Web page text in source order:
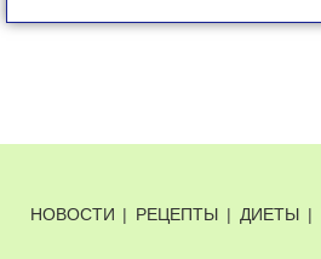
НОВОСТИ | РЕЦЕПТЫ | ДИЕТЫ |